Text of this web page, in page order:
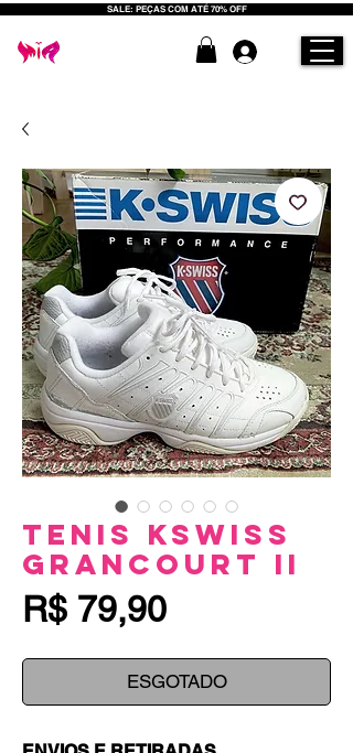
SALE: PEÇAS COM ATÉ 70% OFF
Tenis Kswiss
Grancourt II
R$ 79,90Preço
ESGOTADO